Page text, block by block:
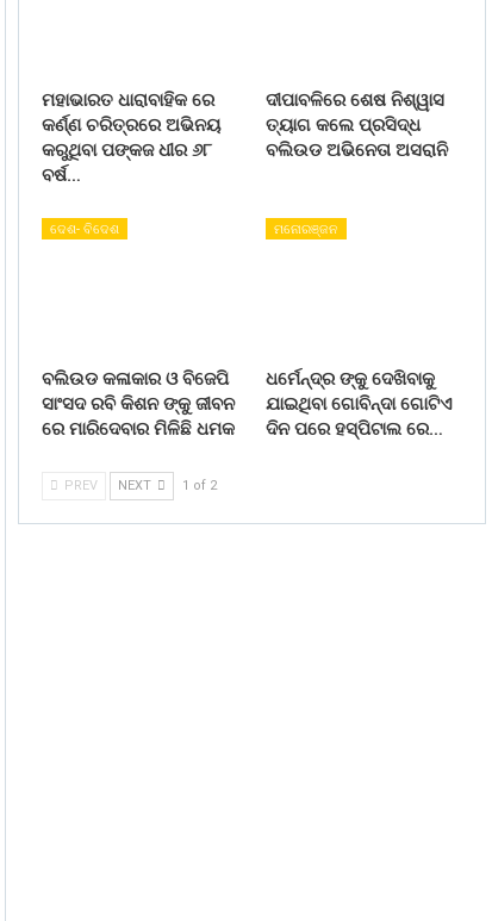
ମହାଭାରତ ଧାରାବାହିକ ରେ
କର୍ଣ୍ଣ ଚରିତ୍ରରେ ଅଭିନୟ
କରୁଥିବା ପଙ୍କଜ ଧୀର ୬୮
ବର୍ଷ…
ଦୀପାବଳିରେ ଶେଷ ନିଶ୍ୱାସ
ତ୍ୟାଗ କଲେ ପ୍ରସିଦ୍ଧ
ବଲିଉଡ ଅଭିନେତା ଅସରାନି
ଦେଶ- ବିଦେଶ
ବଲିଉଡ କଳାକାର ଓ ବିଜେପି
ସାଂସଦ ରବି କିଶନ ଙ୍କୁ ଜୀବନ
ରେ ମାରିଦେବାର ମିଳିଛି ଧମକ
ମନୋରଞ୍ଜନ
ଧର୍ମେନ୍ଦ୍ର ଙ୍କୁ ଦେଖିବାକୁ
ଯାଇଥିବା ଗୋବିନ୍ଦା ଗୋଟିଏ
ଦିନ ପରେ ହସ୍ପିଟାଲ ରେ…
PREV NEXT 1 of 2